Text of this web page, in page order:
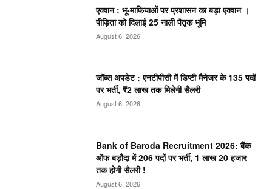
एक्शन : भू-माफियाओं पर प्रशासन का बड़ा एक्शन ।
पीड़िता को दिलाई 25 नाली पैतृक भूमि
August 6, 2026
जॉब्स अपडेट : एनटीपीसी में डिप्टी मैनेजर के 135 पदों
पर भर्ती, ₹2 लाख तक मिलेगी सैलरी
August 6, 2026
Bank of Baroda Recruitment 2026: बैंक
ऑफ बड़ौदा में 206 पदों पर भर्ती, 1 लाख 20 हजार
तक होगी सैलरी !
August 6, 2026